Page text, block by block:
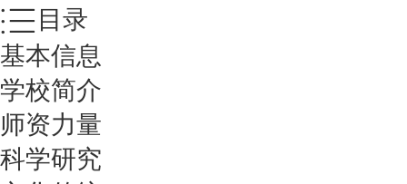
目录
基本信息
学校简介
师资力量
科学研究